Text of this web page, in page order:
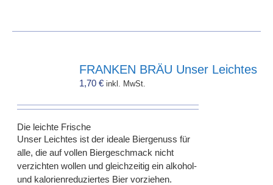
FRANKEN BRÄU Unser Leichtes
1,70€ inkl. MwSt.
Die leichte Frische
Unser Leichtes ist der ideale Biergenuss für
alle, die auf vollen Biergeschmack nicht
verzichten wollen und gleichzeitig ein alkohol-
und kalorienreduziertes Bier vorziehen.